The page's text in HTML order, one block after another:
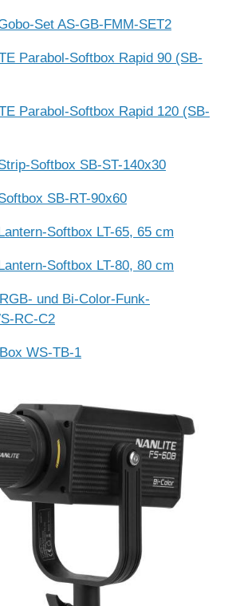
Set AS-GB-FMM-SET2
Parabol-Softbox Rapid 90 (SB-
Parabol-Softbox Rapid 120 (SB-
Softbox SB-ST-140x30
SB-RT-90x60
Softbox LT-65, 65 cm
Softbox LT-80, 80 cm
und Bi-Color-Funk-
RC-C2
WS-TB-1